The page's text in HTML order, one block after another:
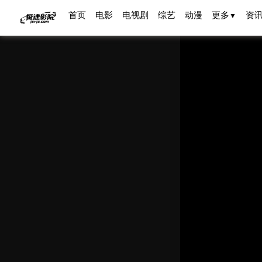
首页 电影 电视剧 综艺 动漫 更多 ▼ 资